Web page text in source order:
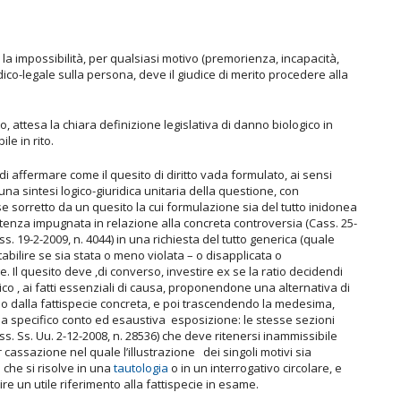
impossibilità, per qualsiasi motivo (premorienza, incapacità,
legale sulla persona, deve il giudice di merito procedere alla
attesa la chiara definizione legislativa di danno biologico in
in rito.
affermare come il quesito di diritto vada formulato, ai sensi
sintesi logico-giuridica unitaria della questione, con
sorretto da un quesito la cui formulazione sia del tutto inidonea
impugnata in relazione alla concreta controversia (Cass. 25-
19-2-2009, n. 4044) in una richiesta del tutto generica (quale
se sia stata o meno violata – o disapplicata o
Il quesito deve ,di converso, investire ex se la ratio decidendi
, ai fatti essenziali di causa, proponendone una alternativa di
fattispecie concreta, e poi trascendendo la medesima,
specifico conto ed esaustiva esposizione: le stesse sezioni
Uu. 2-12-2008, n. 28536) che deve ritenersi inammissibile
nel quale l’illustrazione dei singoli motivi sia
si risolve in una tautologia o in un interrogativo circolare, e
un utile riferimento alla fattispecie in esame.